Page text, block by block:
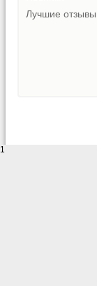
Лучшие отзывы
1